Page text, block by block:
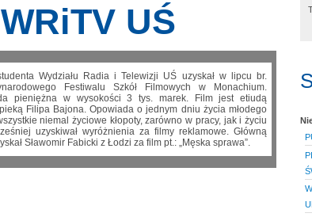
UŚ
Wydziału Radia i Telewizji UŚ uzyskał w lipcu br.
Festiwalu Szkół Filmowych w Monachium.
pieniężna w wysokości 3 tys. marek. Film jest etiudą
Filipa Bajona. Opowiada o jednym dniu życia młodego
niemal życiowe kłopoty, zarówno w pracy, jak i życiu
uzyskiwał wyróżnienia za filmy reklamowe. Główną
Sławomir Fabicki z Łodzi za film pt.: „Męska sprawa”.